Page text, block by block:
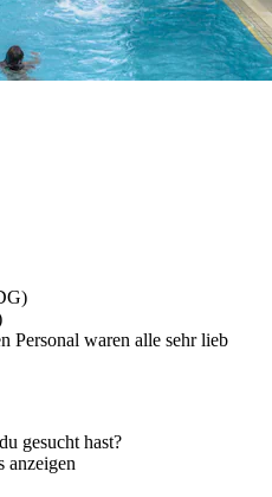
Personal waren alle sehr lieb
gesucht hast?
anzeigen